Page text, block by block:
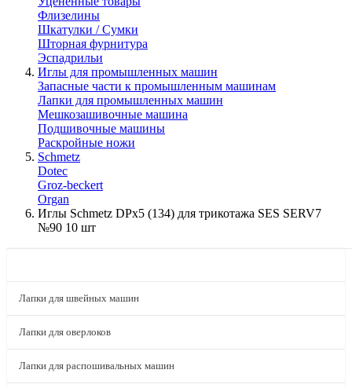
Флизелины
Шкатулки / Сумки
Шторная фурнитура
Эспадрильи
Иглы для промышленных машин
Запасные части к промышленным машинам
Лапки для промышленных машин
Мешкозашивочные машина
Подшивочные машины
Раскройные ножи
Schmetz
Dotec
Groz-beckert
Organ
Иглы Schmetz DPx5 (134) для трикотажа SES SERV7
№90 10 шт
Лапки для швейных машин
Лапки для оверлоков
Лапки для распошивальных машин